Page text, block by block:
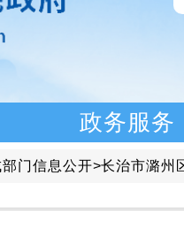
政务服务
门信息公开>长治市潞州